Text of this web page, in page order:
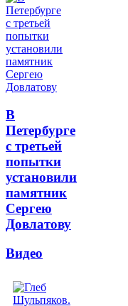
В
Петербурге
с третьей
попытки
установили
памятник
Сергею
Довлатову
Видео